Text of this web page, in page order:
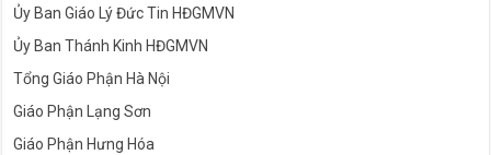
Ủy Ban Giáo Lý Đức Tin HĐGMVN
Ủy Ban Thánh Kinh HĐGMVN
Tổng Giáo Phận Hà Nội
Giáo Phận Lạng Sơn
Giáo Phận Hưng Hóa